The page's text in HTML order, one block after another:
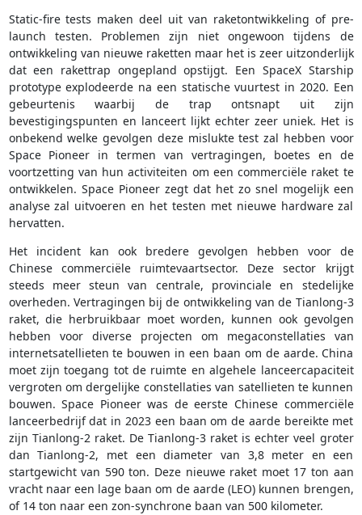
Static-fire tests maken deel uit van raketontwikkeling of pre-
launch testen. Problemen zijn niet ongewoon tijdens de
ontwikkeling van nieuwe raketten maar het is zeer uitzonderlijk
dat een rakettrap ongepland opstijgt. Een SpaceX Starship
prototype explodeerde na een statische vuurtest in 2020. Een
gebeurtenis waarbij de trap ontsnapt uit zijn
bevestigingspunten en lanceert lijkt echter zeer uniek. Het is
onbekend welke gevolgen deze mislukte test zal hebben voor
Space Pioneer in termen van vertragingen, boetes en de
voortzetting van hun activiteiten om een commerciële raket te
ontwikkelen. Space Pioneer zegt dat het zo snel mogelijk een
analyse zal uitvoeren en het testen met nieuwe hardware zal
hervatten.
Het incident kan ook bredere gevolgen hebben voor de
Chinese commerciële ruimtevaartsector. Deze sector krijgt
steeds meer steun van centrale, provinciale en stedelijke
overheden. Vertragingen bij de ontwikkeling van de Tianlong-3
raket, die herbruikbaar moet worden, kunnen ook gevolgen
hebben voor diverse projecten om megaconstellaties van
internetsatellieten te bouwen in een baan om de aarde. China
moet zijn toegang tot de ruimte en algehele lanceercapaciteit
vergroten om dergelijke constellaties van satellieten te kunnen
bouwen. Space Pioneer was de eerste Chinese commerciële
lanceerbedrijf dat in 2023 een baan om de aarde bereikte met
zijn Tianlong-2 raket. De Tianlong-3 raket is echter veel groter
dan Tianlong-2, met een diameter van 3,8 meter en een
startgewicht van 590 ton. Deze nieuwe raket moet 17 ton aan
vracht naar een lage baan om de aarde (LEO) kunnen brengen,
of 14 ton naar een zon-synchrone baan van 500 kilometer.